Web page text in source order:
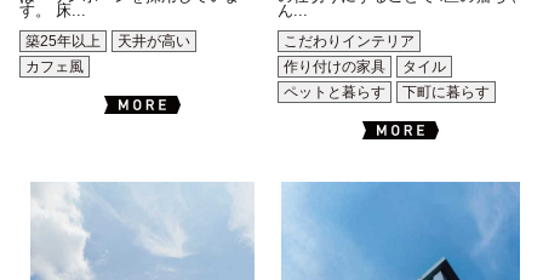
す。 床...
築25年以上
天井が高い
カフェ風
ん...
こだわりインテリア
作り付けの家具
タイル
ペットと暮らす
下町に暮らす